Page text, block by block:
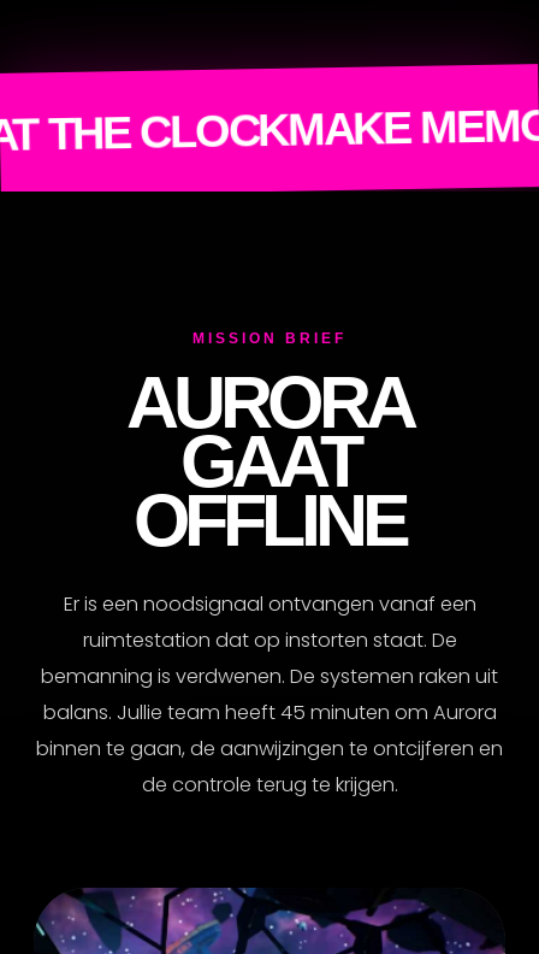
MAKE MEMORIES
MISSION BRIEF
AURORA
GAAT
OFFLINE
Er is een noodsignaal ontvangen vanaf een
ruimtestation dat op instorten staat. De
bemanning is verdwenen. De systemen raken uit
balans. Jullie team heeft 45 minuten om Aurora
binnen te gaan, de aanwijzingen te ontcijferen en
de controle terug te krijgen.